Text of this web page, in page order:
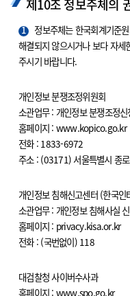
제10조 정보주체의
1
정보주체는 한국회계기준
해결되지 않으시거나 보다 자세
주시기 바랍니다.
개인정보 분쟁조정위원회
소관업무 : 개인정보 분쟁조정
홈페이지 : www.kopico.go.kr
전화 : 1833-6972
주소 : (03171) 서울특별시 종
개인정보 침해신고센터 (한국인
소관업무 : 개인정보 침해사실
홈페이지 : privacy.kisa.or.kr
전화 : (국번없이) 118
대검찰청 사이버수사과
홈페이지 : www.spo.go.kr